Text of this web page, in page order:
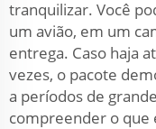
tranquilizar. Você
um avião, em um
entrega. Caso haja
vezes, o pacote
a períodos de
compreender o que